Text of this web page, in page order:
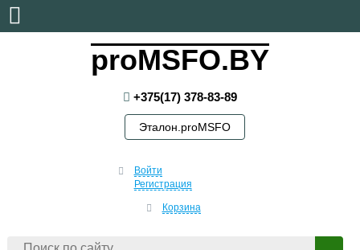
proMSFO.BY
+375(17) 378-83-89
Эталон.proMSFO
Войти
Регистрация
Корзина